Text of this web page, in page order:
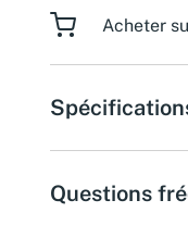
Acheter
Questions